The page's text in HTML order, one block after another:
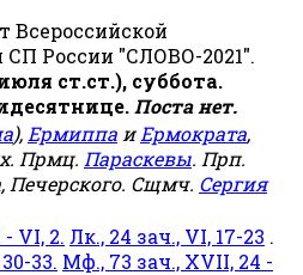
Всероссийской
России "СЛОВО-2021".
ст.ст.), суббота.
Поста нет.
), Ермиппа иЕрмократа,
Прмц. Параскевы. Прп.
Печерского. Сщмч. Сергия
- VI, 2. Лк., 24 зач., VI, 17-23 .
33. Мф., 73 зач., XVII, 24 -